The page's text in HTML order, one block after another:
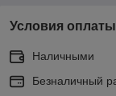
Условия оплаты
Наличными
Безналичный